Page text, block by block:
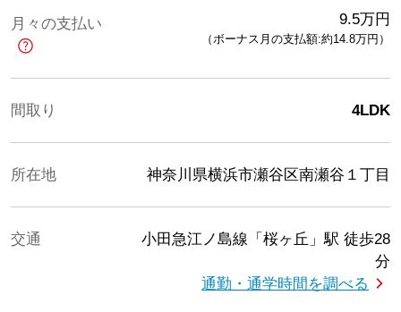
月々の支払い 9.5万円
（ボーナス月の支払額:約14.8万円 ）
間取り 4LDK
所在地 神奈川県横浜市瀬谷区南瀬谷１丁目
交通 小田急江ノ島線「桜ヶ丘」駅 徒歩28
分
通勤・通学時間を調べる